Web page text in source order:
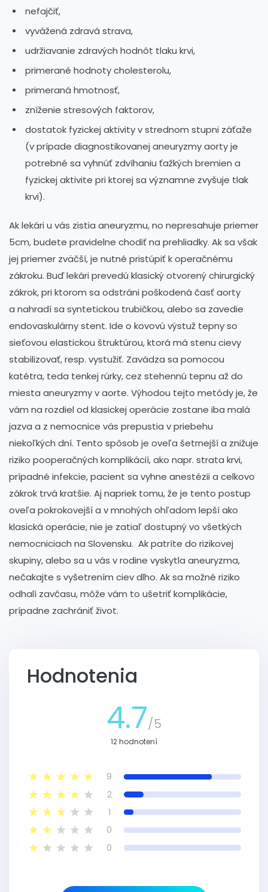
nefajčiť,
vyvážená zdravá strava,
udržiavanie zdravých hodnôt tlaku krvi,
primerané hodnoty cholesterolu,
primeraná hmotnosť,
zníženie stresových faktorov,
dostatok fyzickej aktivity v strednom stupni záťaže
(v prípade diagnostikovanej aneuryzmy aorty je
potrebné sa vyhnúť zdvíhaniu ťažkých bremien a
fyzickej aktivite pri ktorej sa významne zvyšuje tlak
krvi).
Ak lekári u vás zistia aneuryzmu, no nepresahuje priemer
5cm, budete pravidelne chodiť na prehliadky. Ak sa však
jej priemer zväčší, je nutné pristúpiť k operačnému
zákroku. Buď lekári prevedú klasický otvorený chirurgický
zákrok, pri ktorom sa odstráni poškodená časť aorty
a nahradí sa syntetickou trubičkou, alebo sa zavedie
endovaskulárny stent. Ide o kovovú výstuž tepny so
sieťovou elastickou štruktúrou, ktorá má stenu cievy
stabilizovať, resp. vystužiť. Zavádza sa pomocou
katétra, teda tenkej rúrky, cez stehennú tepnu až do
miesta aneuryzmy v aorte. Výhodou tejto metódy je, že
vám na rozdiel od klasickej operácie zostane iba malá
jazva a z nemocnice vás prepustia v priebehu
niekoľkých dní. Tento spôsob je oveľa šetrnejší a znižuje
riziko pooperačných komplikácií, ako napr. strata krvi,
prípadné infekcie, pacient sa vyhne anestézii a celkovo
zákrok trvá kratšie. Aj napriek tomu, že je tento postup
oveľa pokrokovejší a v mnohých ohľadom lepší ako
klasická operácie, nie je zatiaľ dostupný vo všetkých
nemocniciach na Slovensku. Ak patríte do rizikovej
skupiny, alebo sa u vás v rodine vyskytla aneuryzma,
nečakajte s vyšetrením ciev dlho. Ak sa možné riziko
odhalí zavčasu, môže vám to ušetriť komplikácie,
prípadne zachrániť život.
Hodnotenia
4.7/5
12 hodnotení
9
2
1
0
0